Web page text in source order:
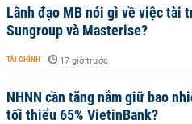
Lãnh đạo MB nói gì về việc tài
Sungroup và Masterise?
TÀI CHÍNH - 17 giờ trước
NHNN cần tăng nắm giữ bao
tối thiểu 65% VietinBank?